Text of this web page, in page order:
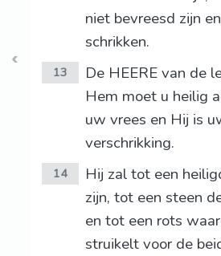
niet bevreesd zijn
schrikken.
13
De HEERE van de
Hem moet u heilig
uw vrees en Hij is
verschrikking.
14
Hij zal tot een
zijn, tot een steen
en tot een rots
struikelt voor de